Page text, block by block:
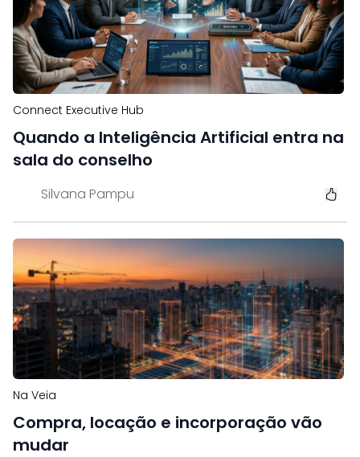
Connect Executive Hub
Quando a Inteligência Artificial entra na
sala do conselho
Silvana Pampu
Na Veia
Compra, locação e incorporação vão
mudar